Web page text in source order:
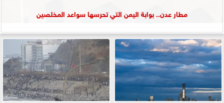
مطار عدن.. بوابة اليمن التي تحرسها سواعد المخلصين